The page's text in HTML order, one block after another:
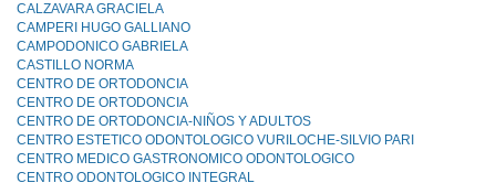
CALZAVARA GRACIELA
CAMPERI HUGO GALLIANO
CAMPODONICO GABRIELA
CASTILLO NORMA
CENTRO DE ORTODONCIA
CENTRO DE ORTODONCIA
CENTRO DE ORTODONCIA-NIÑOS Y ADULTOS
CENTRO ESTETICO ODONTOLOGICO VURILOCHE-SILVIO PARI
CENTRO MEDICO GASTRONOMICO ODONTOLOGICO
CENTRO ODONTOLOGICO INTEGRAL